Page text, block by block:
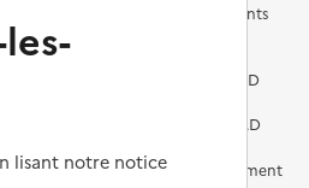
Les différents établissements
Préparer l'entrée en EHPAD
Aides financières en EHPAD
Prévention, accompagnement
lisant notre notice